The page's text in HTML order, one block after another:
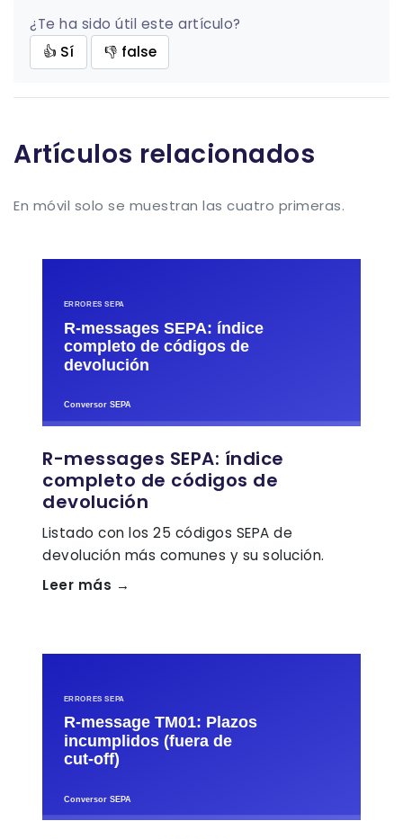
¿Te ha sido útil este artículo?
👍 Sí
👎 false
Artículos relacionados
En móvil solo se muestran las cuatro primeras.
R-messages SEPA: índice
completo de códigos de
devolución
Listado con los 25 códigos SEPA de
devolución más comunes y su solución.
Leer más →